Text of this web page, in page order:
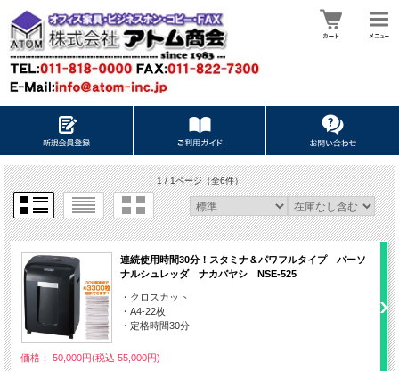
1 / 1ページ（全6件）
連続使用時間30分！スタミナ＆パワフルタイプ パーソ
ナルシュレッダ ナカバヤシ NSE-525
・クロスカット
・A4-22枚
・定格時間30分
価格： 50,000円(税込 55,000円)